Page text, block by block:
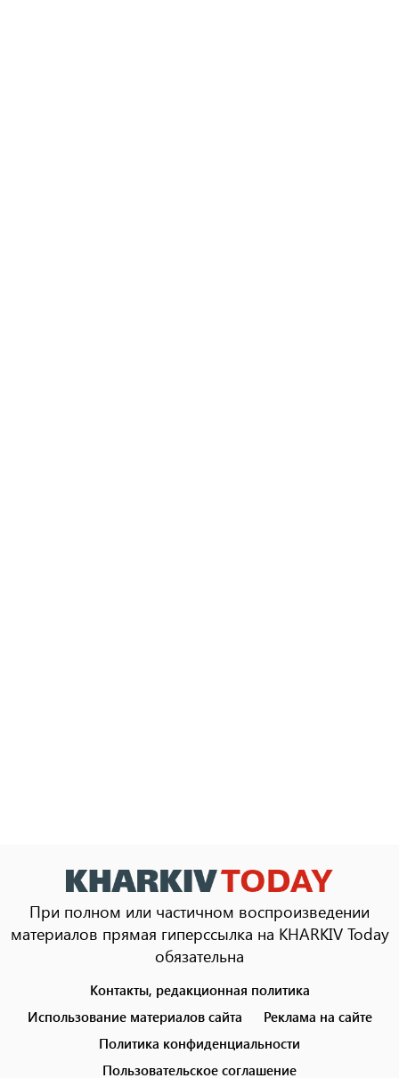
При полном или частичном воспроизведении
материалов прямая гиперссылка на KHARKIV Today
обязательна
menu
Контакты, редакционная политика
Использование материалов сайта
Реклама на сайте
Политика конфиденциальности
Пользовательское соглашение